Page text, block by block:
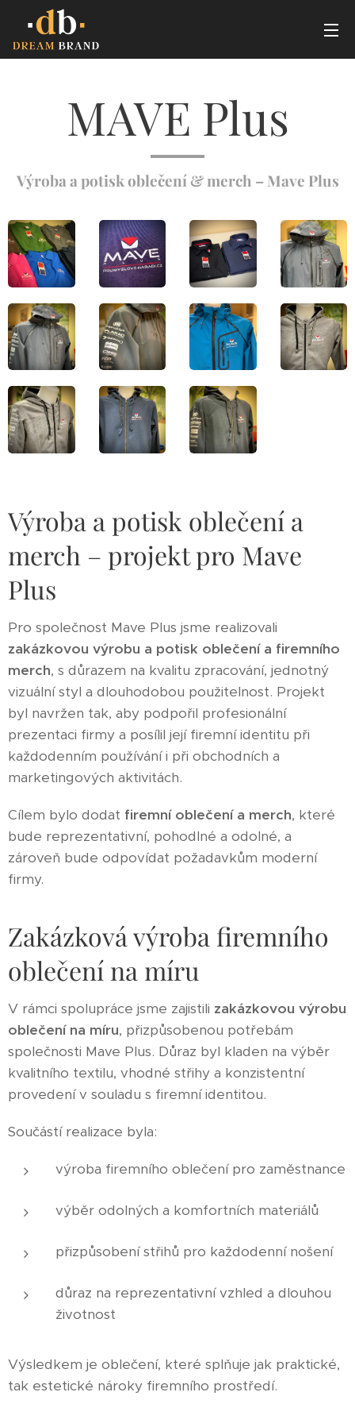
MAVE Plus
Výroba a potisk oblečení & merch – Mave Plus
Výroba a potisk oblečení a
merch – projekt pro Mave
Plus
Pro společnost Mave Plus jsme realizovali
zakázkovou výrobu a potisk oblečení a firemního
merch, s důrazem na kvalitu zpracování, jednotný
vizuální styl a dlouhodobou použitelnost. Projekt
byl navržen tak, aby podpořil profesionální
prezentaci firmy a posílil její firemní identitu při
každodenním používání i při obchodních a
marketingových aktivitách.
Cílem bylo dodat firemní oblečení a merch, které
bude reprezentativní, pohodlné a odolné, a
zároveň bude odpovídat požadavkům moderní
firmy.
Zakázková výroba firemního
oblečení na míru
V rámci spolupráce jsme zajistili zakázkovou výrobu
oblečení na míru, přizpůsobenou potřebám
společnosti Mave Plus. Důraz byl kladen na výběr
kvalitního textilu, vhodné střihy a konzistentní
provedení v souladu s firemní identitou.
Součástí realizace byla:
výroba firemního oblečení pro zaměstnance
výběr odolných a komfortních materiálů
přizpůsobení střihů pro každodenní nošení
důraz na reprezentativní vzhled a dlouhou
životnost
Výsledkem je oblečení, které splňuje jak praktické,
tak estetické nároky firemního prostředí.